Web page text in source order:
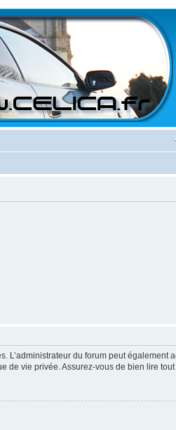
L’administrateur du forum peut
de vie privée. Assurez-vous de bien lire